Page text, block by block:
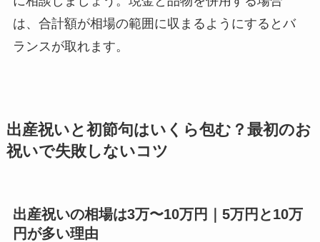
は、合計額が相場の範囲に収まるようにするとバ
ランスが取れます。
出産祝いと初節句はいくら包む？最初のお
祝いで失敗しないコツ
出産祝いの相場は3万〜10万円｜5万円と10万
円が多い理由